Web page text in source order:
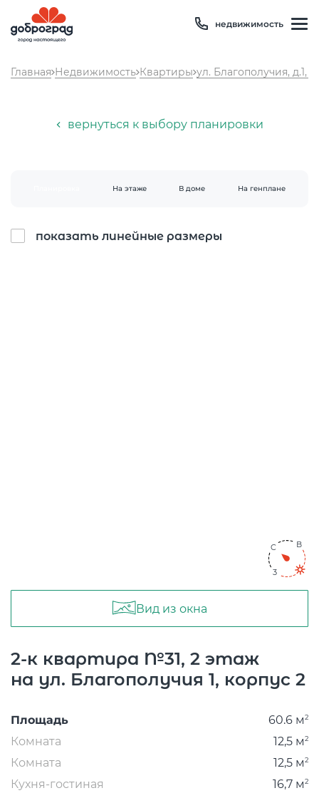
недвижимость
Главная Недвижимость Квартиры ул. Благополучия, д.1,
вернуться к выбору планировки
На этаже В доме На генплане
показать линейные размеры
C
3
В
Вид из окна
3
2-к квартира №31, 2 этаж
на ул. Благополучия 1, корпус 2
Площадь 60.6 м2
Комната 12,5 м2
Комната 12,5 м2
Кухня-гостиная 16,7 м2
Влажность